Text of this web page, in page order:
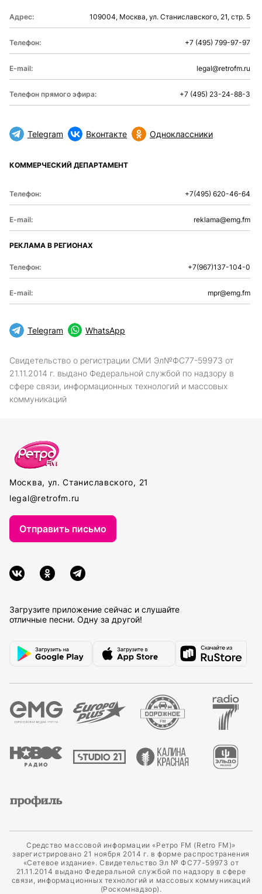
Адрес: 109004, Москва, ул. Станиславского, 21, стр. 5
Телефон: +7 (495) 799-97-97
E-mail: legal@retrofm.ru
Телефон прямого эфира: +7 (495) 23-24-88-3
Telegram Вконтакте Одноклассники
КОММЕРЧЕСКИЙ ДЕПАРТАМЕНТ
Телефон: +7(495) 620-46-64
E-mail: reklama@emg.fm
РЕКЛАМА В РЕГИОНАХ
Телефон: +7(967)137-104-0
E-mail: mpr@emg.fm
Telegram WhatsApp
Свидетельство о регистрации СМИ Эл№ФС77-59973 от
21.11.2014 г. выдано Федеральной службой по надзору в
сфере связи, информационных технологий и массовых
коммуникаций
Москва, ул. Станиславского, 21
legal@retrofm.ru
Загрузите приложение сейчас и слушайте
отличные песни. Одну за другой!
Отправить письмо
Средство массовой информации «Ретро FM (Retro FM)»
зарегистрировано 21 ноября 2014 г. в форме распространения
«Сетевое издание». Свидетельство Эл № ФС77-59973 от
21.11.2014 выдано Федеральной службой по надзору в сфере
связи, информационных технологий и массовых коммуникаций
(Роскомнадзор).